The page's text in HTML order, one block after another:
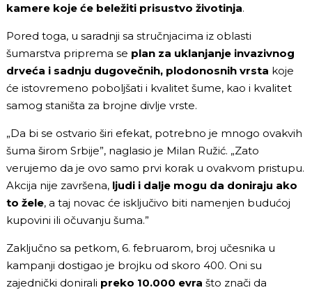
kamere koje će beležiti prisustvo životinja.
Pored toga, u saradnji sa stručnjacima iz oblasti
šumarstva priprema se plan za uklanjanje invazivnog
drveća i sadnju dugovečnih, plodonosnih vrsta koje
će istovremeno poboljšati i kvalitet šume, kao i kvalitet
samog staništa za brojne divlje vrste.
„Da bi se ostvario širi efekat, potrebno je mnogo ovakvih
šuma širom Srbije”, naglasio je Milan Ružić. „Zato
verujemo da je ovo samo prvi korak u ovakvom pristupu.
Akcija nije završena, ljudi i dalje mogu da doniraju ako
to žele, a taj novac će isključivo biti namenjen budućoj
kupovini ili očuvanju šuma.”
Zaključno sa petkom, 6. februarom, broj učesnika u
kampanji dostigao je brojku od skoro 400. Oni su
zajednički donirali preko 10.000 evra što znači da